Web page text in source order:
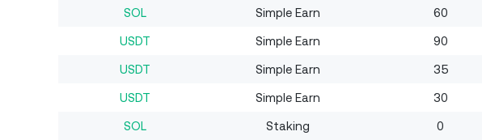
SOL Simple Earn 60
USDT Simple Earn 90
USDT Simple Earn 35
USDT Simple Earn 30
SOL Staking 0